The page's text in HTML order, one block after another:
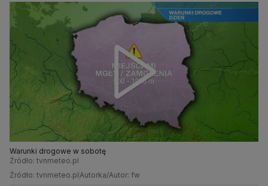
Warunki drogowe w sobotę
Źródło: tvnmeteo.pl
Źródło: tvnmeteo.pl Autorka/Autor: fw